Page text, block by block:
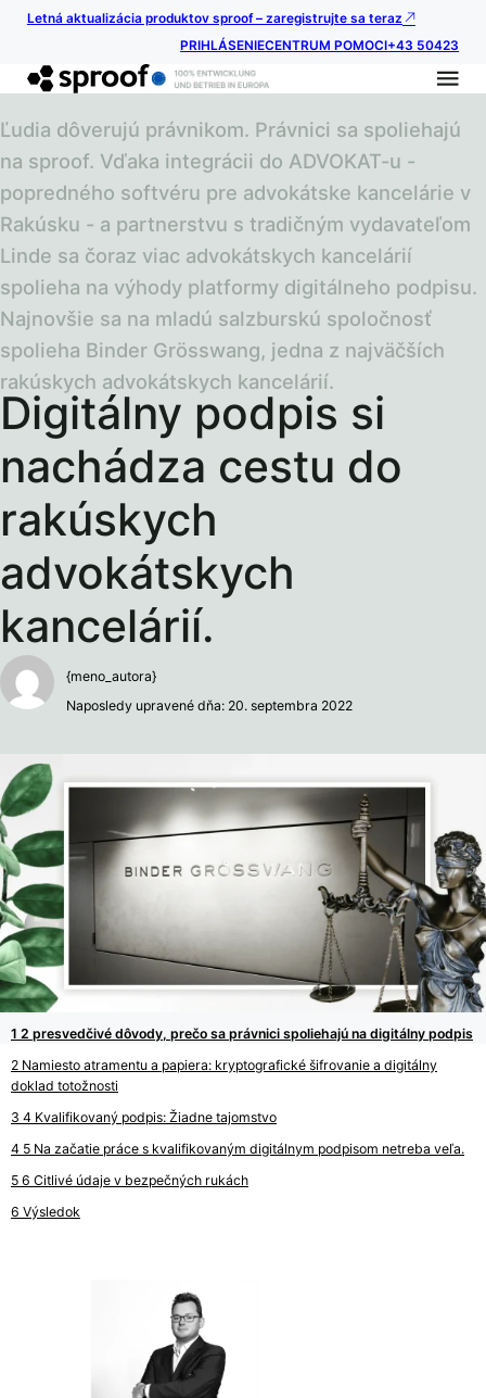
Letná aktualizácia produktov sproof – zaregistrujte sa teraz
PRIHLÁSENIECENTRUM POMOCI+43 50423
Digitálny podpis si
nachádza cestu do
rakúskych
advokátskych
kancelárií.
Ľudia dôverujú právnikom. Právnici sa spoliehajú
na sproof. Vďaka integrácii do ADVOKAT-u -
popredného softvéru pre advokátske kancelárie v
Rakúsku - a partnerstvu s tradičným vydavateľom
Linde sa čoraz viac advokátskych kancelárií
spolieha na výhody platformy digitálneho podpisu.
Najnovšie sa na mladú salzburskú spoločnosť
spolieha Binder Grösswang, jedna z najväčších
rakúskych advokátskych kancelárií.
{meno_autora}
Naposledy upravené dňa: 20. septembra 2022
2 presvedčivé dôvody, prečo sa právnici spoliehajú na digitálny podpis
Namiesto atramentu a papiera: kryptografické šifrovanie a digitálny
doklad totožnosti
4 Kvalifikovaný podpis: Žiadne tajomstvo
5 Na začatie práce s kvalifikovaným digitálnym podpisom netreba veľa.
6 Citlivé údaje v bezpečných rukách
Výsledok